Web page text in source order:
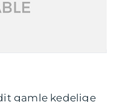
gamle kedelige